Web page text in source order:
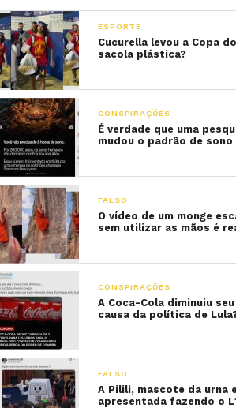
ESPORTE
Cucurella levou a Copa
sacola plástica?
CONSPIRAÇÕES
É verdade que uma
mudou o padrão de sono
FALSO
O vídeo de um monge
sem utilizar as mãos é
CONSPIRAÇÕES
A Coca-Cola diminuiu
causa da política de
FALSO
A Pilili, mascote da urna
apresentada fazendo o